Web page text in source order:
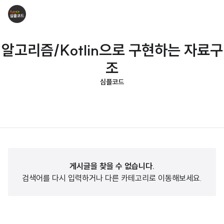
알고리즘/Kotlin으로 구현하는 자료구
조
심플코드
게시글을 찾을 수 없습니다.
검색어를 다시 입력하거나 다른 카테고리로 이동해보세요.